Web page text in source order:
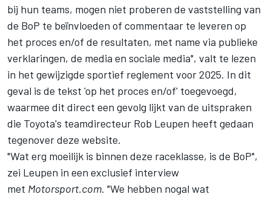
bij hun teams, mogen niet proberen de vaststelling van
de BoP te beïnvloeden of commentaar te leveren op
het proces en/of de resultaten, met name via publieke
verklaringen, de media en sociale media", valt te lezen
in het gewijzigde sportief reglement voor 2025. In dit
geval is de tekst 'op het proces en/of' toegevoegd,
waarmee dit direct een gevolg lijkt van de uitspraken
die Toyota's teamdirecteur Rob Leupen heeft gedaan
tegenover deze website.
"Wat erg moeilijk is binnen deze raceklasse, is de BoP",
zei Leupen in een exclusief interview
met Motorsport.com. "We hebben nogal wat